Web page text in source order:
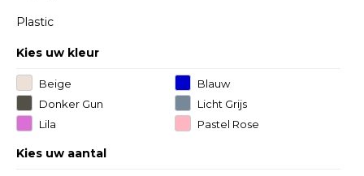
Plastic
Kies uw kleur
Beige
Blauw
Donker Gun
Licht Grijs
Lila
Pastel Rose
Kies uw aantal